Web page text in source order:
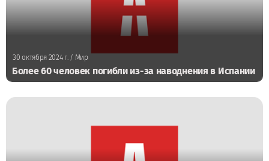
30 октября 2024 г./ Мир
Более 60 человек погибли из-за наводнения в Испании